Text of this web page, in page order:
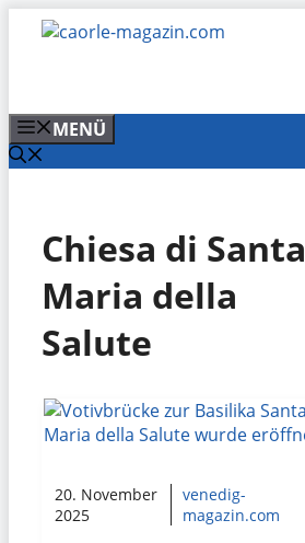
Zum
Inhalt
MENÜ
Chiesa di Santa
Maria della
Salute
20. November
2025
venedig-
magazin.com